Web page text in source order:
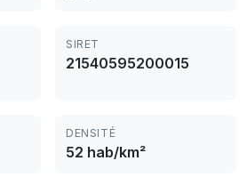
SIRET
21540595200015
DENSITÉ
52 hab/km²